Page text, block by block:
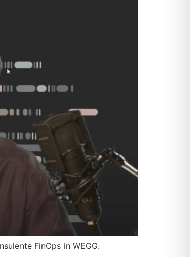
FinOps in WEGG.